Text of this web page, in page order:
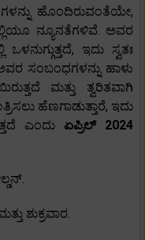
ಹೊಂದಿರುವಂತೆಯೇ,
ನ್ಯೂನತೆಗಳಿವೆ. ಅವರ
ಇದು ಸ್ವತಃ
ಸಂಬಂಧಗಳನ್ನು ಹಾಳು
ಮತ್ತು ತ್ವರಿತವಾಗಿ
ಹೆಣಗಾಡುತ್ತಾರೆ, ಇದು
ಎಂದು ಏಪ್ರಿಲ್ 2024
ಶುಕ್ರವಾರ.